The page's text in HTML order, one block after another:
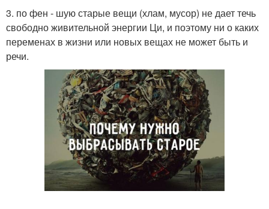
3. по фен - шую старые вещи (хлам, мусор) не дает течь
свободно живительной энергии Ци, и поэтому ни о каких
переменах в жизни или новых вещах не может быть и
речи.